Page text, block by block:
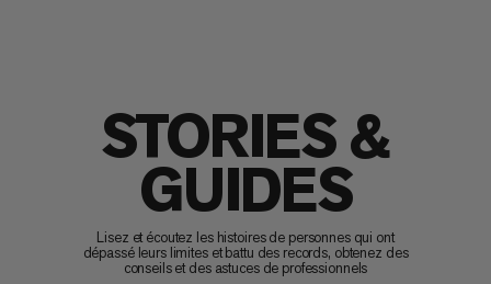
STORIES &
GUIDES
Lisez et écoutez les histoires de personnes qui ont
dépassé leurs limites et battu des records, obtenez des
conseils et des astuces de professionnels